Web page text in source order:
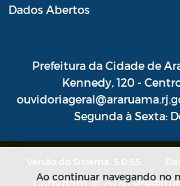
Portaria
Portaria
PORTARIA
PORTARIA
Portarias Sobre o
Dados Abertos
Prefeitura da Cidade de
Kennedy, 120 -
Segunda à Sexta:
Versão do Sistema: 5.0.65
Copyright © 2026
Ao continuar navegando no